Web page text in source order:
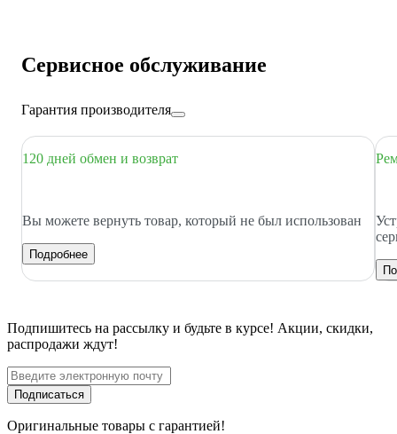
Сервисное обслуживание
Гарантия производителя
120 дней обмен и возврат
Вы можете вернуть товар, который не был использован
Подробнее
Подпишитесь на рассылку и будьте в курсе! Акции, скидки,
распродажи ждут!
Подписаться
Оригинальные товары с гарантией!